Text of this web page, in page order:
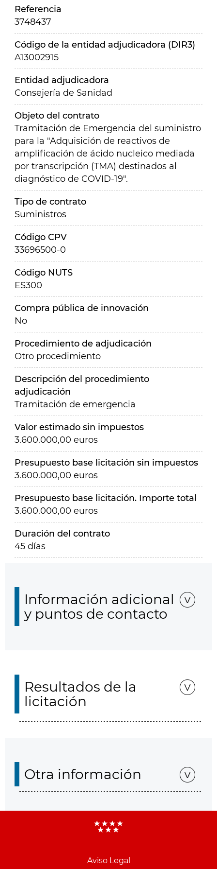
Referencia
3748437
Código de la entidad adjudicadora (DIR3)
A13002915
Entidad adjudicadora
Consejería de Sanidad
Objeto del contrato
Tramitación de Emergencia del suministro
para la "Adquisición de reactivos de
amplificación de ácido nucleico mediada
por transcripción (TMA) destinados al
diagnóstico de COVID-19".
Tipo de contrato
Suministros
Código CPV
33696500-0
Código NUTS
ES300
Compra pública de innovación
No
Procedimiento de adjudicación
Otro procedimiento
Descripción del procedimiento
adjudicación
Tramitación de emergencia
Valor estimado sin impuestos
3.600.000,00 euros
Presupuesto base licitación sin impuestos
3.600.000,00 euros
Presupuesto base licitación. Importe total
3.600.000,00 euros
Duración del contrato
45 días
Información adicional
y puntos de contacto
Resultados de la
licitación
Otra información
Aviso Legal